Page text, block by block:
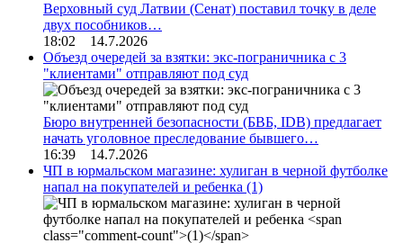
Верховный суд Латвии (Сенат) поставил точку в деле
двух пособников…
18:02 14.7.2026
Объезд очередей за взятки: экс-пограничника с 3
"клиентами" отправляют под суд
Бюро внутренней безопасности (БВБ, IDB) предлагает
начать уголовное преследование бывшего…
16:39 14.7.2026
ЧП в юрмальском магазине: хулиган в черной футболке
напал на покупателей и ребенка (1)